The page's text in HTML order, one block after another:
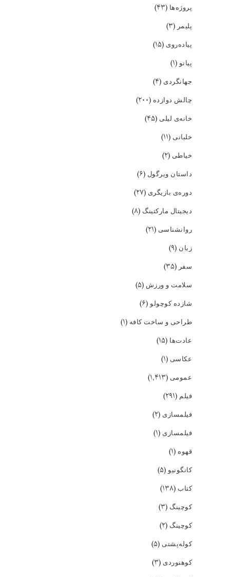
پروژه‌ها (۴۳)
پلیمر (۳)
پیاده‌روی (۱۵)
پیانو(۱)
جهانگردی (۴)
چالش دوازده (۲۰۰)
خانه‌ی لیلی (۴۵)
خلبانی (۱۱)
خیاطی (۲)
داستان ویرگول (۶)
دوره‌ی بازیگری (۲۷)
دیجیتال مارکتینگ (۸)
روانشناسی (۲۱)
زبان (۹)
سفر (۳۵)
سلامت و ورزش (۵)
شازده کوچولو(۶)
طراحی و ساخت کافه (۱)
عادت‌ها (۱۵)
عکاسی (۱)
عمومی (۱,۴۱۳)
فیلم (۲۹۱)
فیلمسازی (۲)
فیلمسازی (۱)
قهوه (۱)
کانگونیو(۵)
کتاب (۱۳۸)
کوچینگ (۳)
کوچینگ (۲)
کوله‌پشتی (۵)
کوهنوردی (۳)